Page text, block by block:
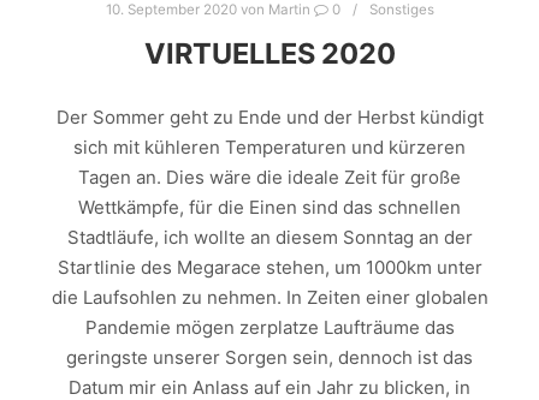
10. September 2020von Martin 0 Sonstiges
VIRTUELLES 2020
Der Sommer geht zu Ende und der Herbst kündigt
sich mit kühleren Temperaturen und kürzeren
Tagen an. Dies wäre die ideale Zeit für große
Wettkämpfe, für die Einen sind das schnellen
Stadtläufe, ich wollte an diesem Sonntag an der
Startlinie des Megarace stehen, um 1000km unter
die Laufsohlen zu nehmen. In Zeiten einer globalen
Pandemie mögen zerplatze Laufträume das
geringste unserer Sorgen sein, dennoch ist das
Datum mir ein Anlass auf ein Jahr zu blicken, in